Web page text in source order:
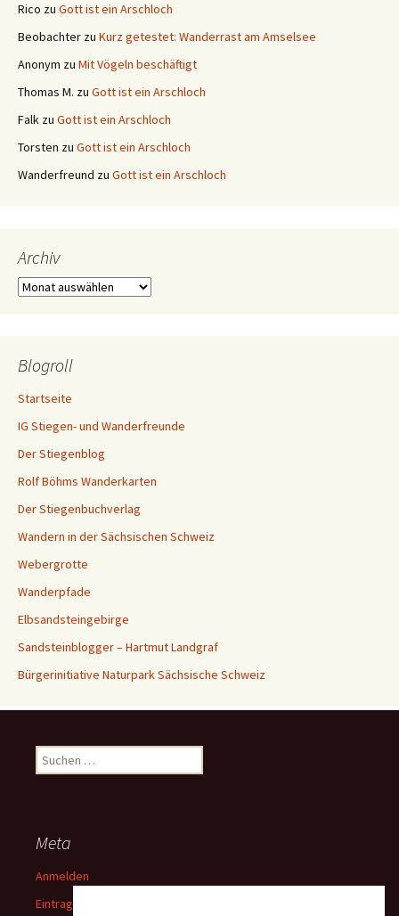
Rico zu Gott ist ein Arschloch
Beobachter zu Kurz getestet: Wanderrast am Amselsee
Anonym zu Mit Vögeln beschäftigt
Thomas M. zu Gott ist ein Arschloch
Falk zu Gott ist ein Arschloch
Torsten zu Gott ist ein Arschloch
Wanderfreund zu Gott ist ein Arschloch
Archiv
Archiv
Blogroll
Startseite
IG Stiegen- und Wanderfreunde
Der Stiegenblog
Rolf Böhms Wanderkarten
Der Stiegenbuchverlag
Wandern in der Sächsischen Schweiz
Webergrotte
Wanderpfade
Elbsandsteingebirge
Sandsteinblogger – Hartmut Landgraf
Bürgerinitiative Naturpark Sächsische Schweiz
Suchen
nach:
Meta
Anmelden
Eintrags-Feed